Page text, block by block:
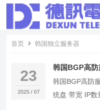
首页 韩国独立服务器
23
2025 / 07
韩国BGP高
韩国BGP高防
统盘 带宽 IP数